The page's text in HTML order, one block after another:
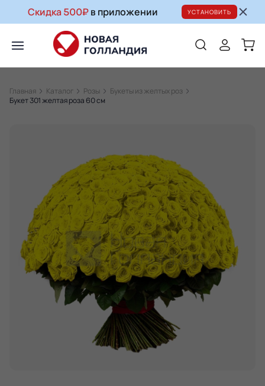
Скидка 500₽в приложении УСТАНОВИТЬ
Главная Каталог Розы
Букеты из желтых роз
Букет 301 желтая роза 60 см